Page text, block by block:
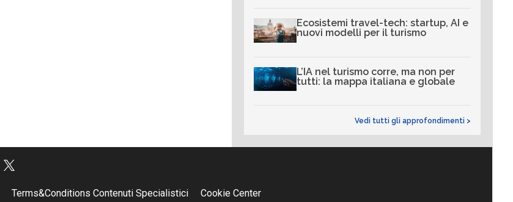
Ecosistemi travel-tech: startup, AI e
nuovi modelli per il turismo
L’IA nel turismo corre, ma non per
tutti: la mappa italiana e globale
Vedi tutti gli approfondimenti >
Terms&Conditions Contenuti Specialistici Cookie Center